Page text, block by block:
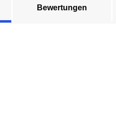
Bewertungen